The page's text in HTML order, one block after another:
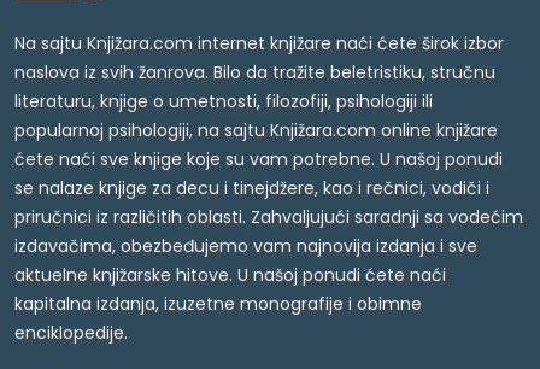
Na sajtu Knjižara.com internet knjižare naći ćete širok izbor
naslova iz svih žanrova. Bilo da tražite beletristiku, stručnu
literaturu, knjige o umetnosti, filozofiji, psihologiji ili
popularnoj psihologiji, na sajtu Knjižara.com online knjižare
ćete naći sve knjige koje su vam potrebne. U našoj ponudi
se nalaze knjige za decu i tinejdžere, kao i rečnici, vodiči i
priručnici iz različitih oblasti. Zahvaljujući saradnji sa vodećim
izdavačima, obezbeđujemo vam najnovija izdanja i sve
aktuelne knjižarske hitove. U našoj ponudi ćete naći
kapitalna izdanja, izuzetne monografije i obimne
enciklopedije.